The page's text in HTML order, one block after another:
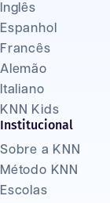
Inglês
Espanhol
Francês
Alemão
Italiano
KNN Kids
Institucional
Sobre a KNN
Método KNN
Escolas